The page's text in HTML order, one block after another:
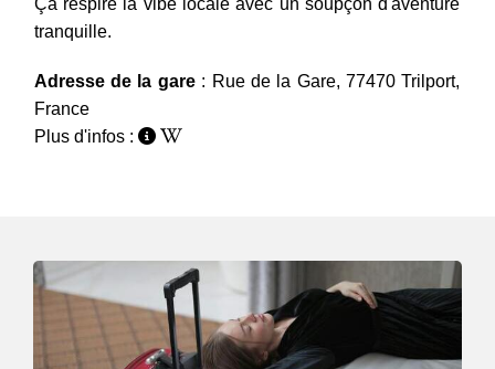
Ça respire la vibe locale avec un soupçon d'aventure
tranquille.
Adresse de la gare : Rue de la Gare, 77470 Trilport,
France
Plus d'infos :